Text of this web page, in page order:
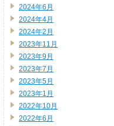
2024年6月
2024年4月
2024年2月
2023年11月
2023年9月
2023年7月
2023年5月
2023年1月
2022年10月
2022年6月